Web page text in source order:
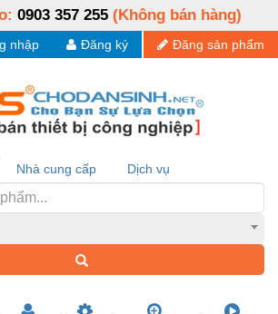
0903 357 255 (Không bán hàng)
Đăng sản phẩm
Đăng ký
nhập
Nhà cung cấp Dịch vụ